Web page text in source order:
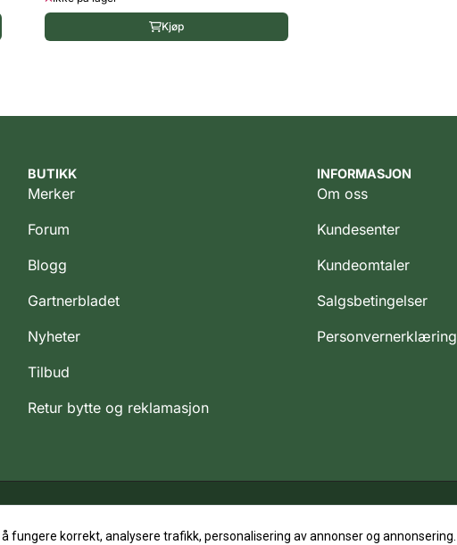
Kjøp
BUTIKK
Merker
Forum
Blogg
Gartnerbladet
Nyheter
Tilbud
Retur bytte og reklamasjon
INFORMASJON
Om oss
Kundesenter
Kundeomtaler
Salgsbetingelser
Personvernerklæring
fungere korrekt, analysere trafikk, personalisering av annonser og annonsering.